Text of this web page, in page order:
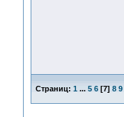
Страниц: 1 ... 5 6[7] 8 9